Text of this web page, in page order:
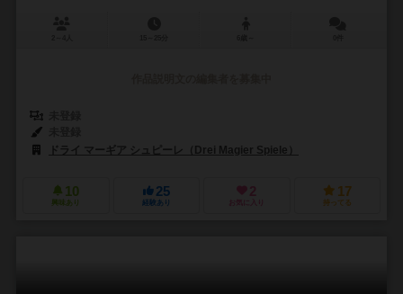
ドライ マーギア シュピーレ（Drei Magier Spiele）
10
興味あり
25
経験あり
2
お気に入り
17
持ってる